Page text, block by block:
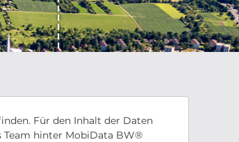
Für den Inhalt der Daten
Team hinter MobiData BW®